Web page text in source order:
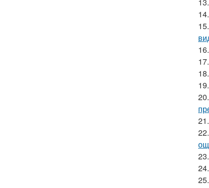
14.
15.
16.
17.
18.
19.
20.
21.
22.
23.
24.
25.